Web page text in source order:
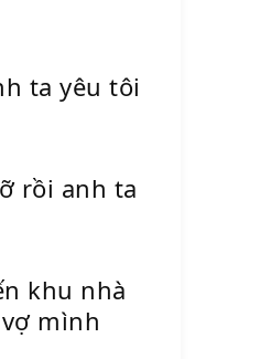
ta yêu tôi
rồi anh ta
khu nhà
mình